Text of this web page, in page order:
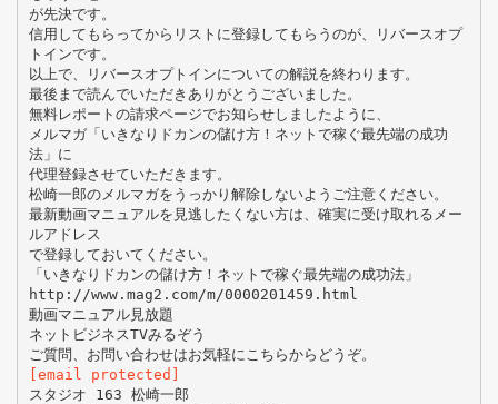
[email protected]
スタジオ 163 松崎⼀郎